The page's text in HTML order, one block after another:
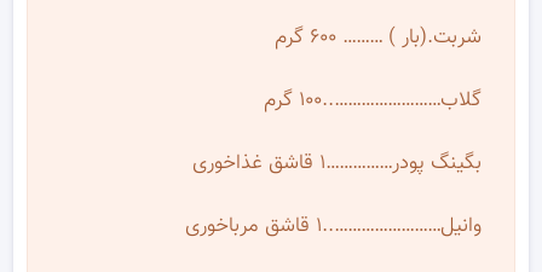
شربت.(بار ) ……… ۶۰۰ گرم
گلاب……………………..۱۰۰ گرم
بگینگ پودر……………۱ قاشق غذاخوری
وانیل……………………..۱ قاشق مرباخوری